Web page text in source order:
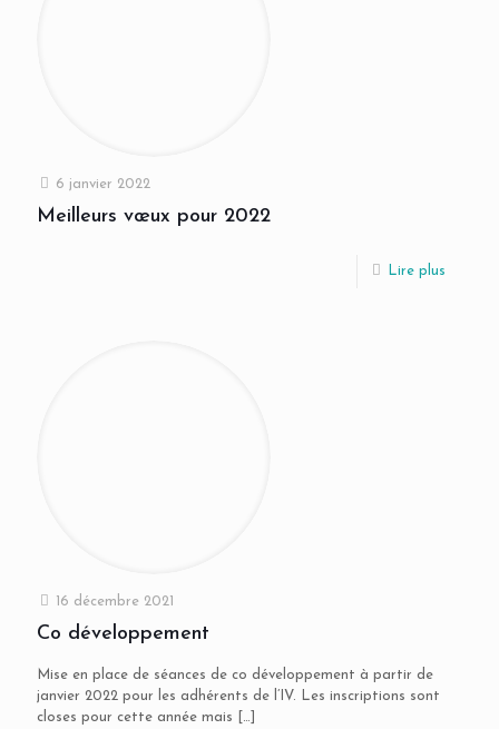
6 janvier 2022
Meilleurs vœux pour 2022
Lire plus
16 décembre 2021
Co développement
Mise en place de séances de co développement à partir de
janvier 2022 pour les adhérents de l’IV. Les inscriptions sont
closes pour cette année mais […]